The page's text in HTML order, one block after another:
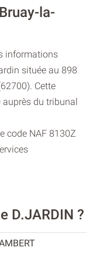
la-
informations
située au 898
Cette
auprès du tribunal
code NAF 8130Z
D.JARDIN ?